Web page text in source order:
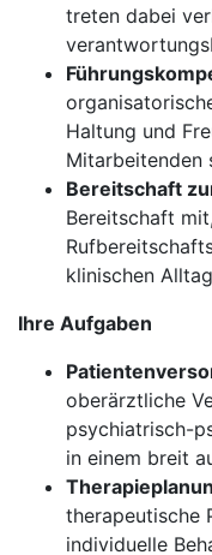
treten dabei
Haltung und
Mitarbeitenden
Bereitschaft
Bereitschaft
klinischen
Ihre Aufgaben
oberärztliche
psychiatrisch-
in einem breit
therapeutische
individuelle